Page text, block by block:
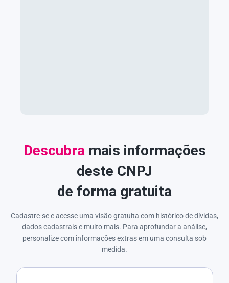
Descubra mais informações
deste CNPJ
de forma gratuita
Cadastre-se e acesse uma visão gratuita com histórico de dívidas,
dados cadastrais e muito mais. Para aprofundar a análise,
personalize com informações extras em uma consulta sob
medida.